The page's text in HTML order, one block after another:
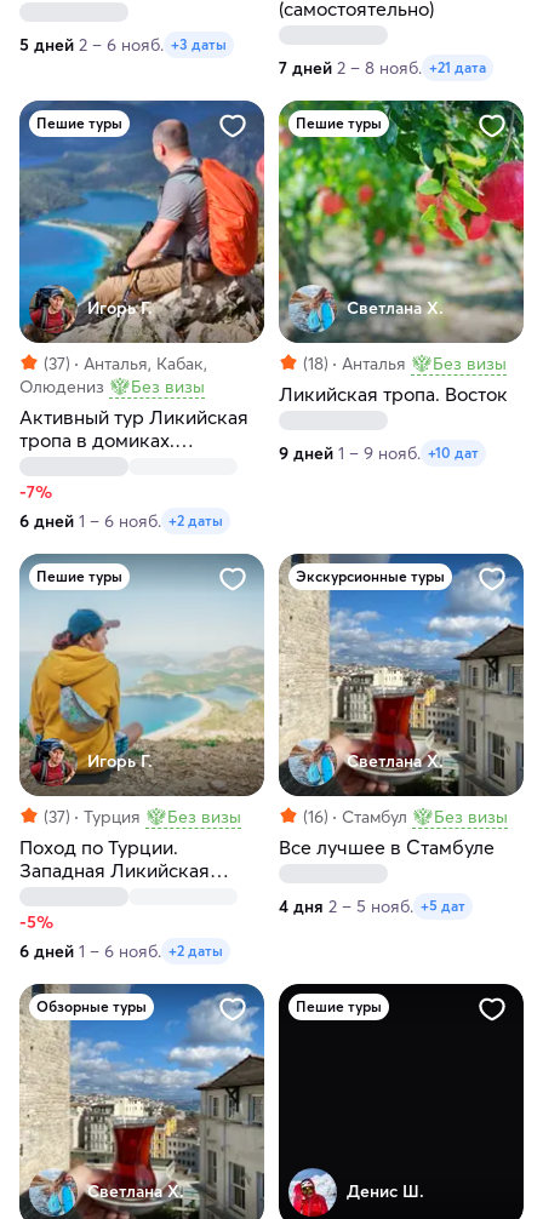
местной жительницей
5 дней 2 – 6 нояб. +3 даты
(самостоятельно)
7 дней 2 – 8 нояб. +21 дата
Пешие туры
Игорь Г.
(37)
Анталья, Кабак,
Олюдениз
Без визы
Активный тур Ликийская
тропа в домиках.
Олюдениз
-7%
6 дней 1 – 6 нояб. +2 даты
Пешие туры
Светлана Х.
(18) Анталья Без визы
Ликийская тропа. Восток
9 дней 1 – 9 нояб. +10 дат
Пешие туры
Игорь Г.
(37) Турция Без визы
Поход по Турции.
Западная Ликийская
тропа без рюкзаков
-5%
6 дней 1 – 6 нояб. +2 даты
Экскурсионные туры
Светлана Х.
(16) Стамбул Без визы
Все лучшее в Стамбуле
4 дня 2 – 5 нояб. +5 дат
Обзорные туры
Светлана Х.
Пешие туры
Денис Ш.